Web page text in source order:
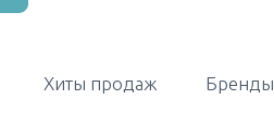
Хиты продаж Бренды